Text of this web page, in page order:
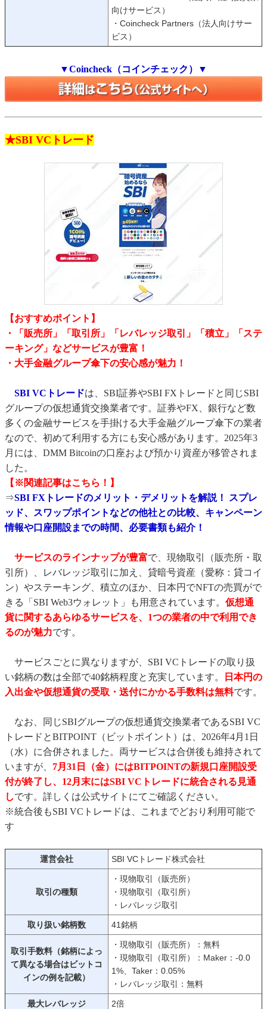
向けサービス）
・Coincheck Partners（法人向けサー
ビス）
▼Coincheck（コインチェック）▼
★SBI VCトレード
【おすすめポイント】
・「販売所」「取引所」「レバレッジ取引」「積立」「ステ
ーキング」などサービスが豊富！
・大手金融グループ傘下の安心感が魅力！
SBI VCトレードは、SBI証券やSBI FXトレードと同じSBI
グループの仮想通貨交換業者です。証券やFX、銀行など数
多くの金融サービスを手掛ける大手金融グループ傘下の業者
なので、初めて利用する方にも安心感があります。2025年3
月には、DMM Bitcoinの口座および預かり資産が移管されま
した。
【※関連記事はこちら！】
⇒SBI FXトレードのメリット・デメリットを解説！ スプレ
ッド、スワップポイントなどの他社との比較、キャンペーン
情報や口座開設までの時間、必要書類も紹介！
サービスのラインナップが豊富で、現物取引（販売所・取
引所）、レバレッジ取引に加え、貸暗号資産（愛称：貸コイ
ン）やステーキング、積立のほか、日本円でNFTの売買がで
きる「SBI Web3ウォレット」も用意されています。 仮想通
貨に関するあらゆるサービスを、1つの業者の中で利用でき
るのが魅力です。
サービスごとに異なりますが、SBI VCトレードの取り扱
い銘柄の数は全部で40銘柄程度と充実しています。
日本円の
入出金や仮想通貨の受取・送付にかかる手数料は無料です。
なお、同じSBIグループの仮想通貨交換業者であるSBI VC
トレードとBITPOINT（ビットポイント）は、2026年4月1日
（水）に合併されました。両サービスは合併後も維持されて
いますが、 7月31日（金）にはBITPOINTの新規口座開設受
付が終了し、12月末にはSBI VCトレードに統合される見通
しです。詳しくは公式サイトにてご確認ください。
※統合後もSBI VCトレードは、これまでどおり利用可能で
す
運営会社 SBI VCトレード株式会社
取引の種類
・現物取引（販売所）
・現物取引（取引所）
・レバレッジ取引
取り扱い銘柄数 41銘柄
取引手数料（銘柄によっ
て異なる場合はビットコ
インの例を記載）
・現物取引（販売所）：無料
・現物取引（取引所）：Maker：-0.0
1%、Taker：0.05%
・レバレッジ取引：無料
最大レバレッジ 2倍